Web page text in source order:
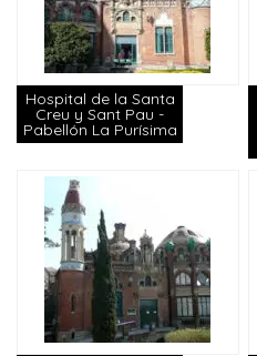
Hospital de la Santa
Creu y Sant Pau -
Pabellón La Purísima